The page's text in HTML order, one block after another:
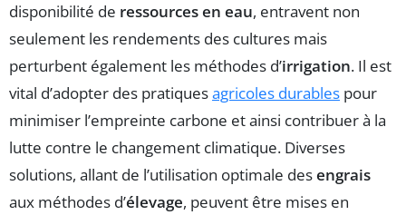
disponibilité de ressources en eau, entravent non
seulement les rendements des cultures mais
perturbent également les méthodes d’irrigation. Il est
vital d’adopter des pratiquesagricoles durables pour
minimiser l’empreinte carbone et ainsi contribuer à la
lutte contre le changement climatique. Diverses
solutions, allant de l’utilisation optimale desengrais
aux méthodes d’élevage, peuvent être mises en